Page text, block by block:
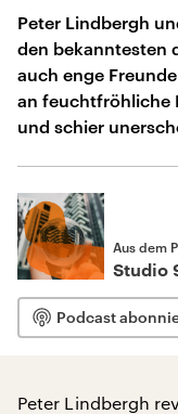
Peter Lindbergh
den bekanntesten
auch enge
an feuchtfröhliche
und schier
Aus dem
Studio
Podcast
Peter Lindbergh